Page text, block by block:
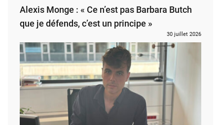
Alexis Monge : « Ce n’est pas Barbara Butch
que je défends, c’est un principe »
30 juillet 2026